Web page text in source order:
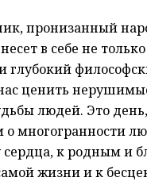
пронизанный
в себе не
глубокий
ценить
людей. Это
многогранности
сердца, к родным и
жизни и к